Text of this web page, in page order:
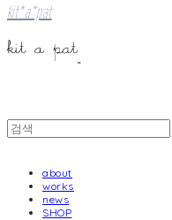
kit*a*pat
about
works
news
SHOP